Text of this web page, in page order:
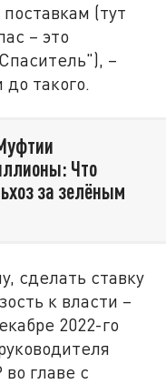
(тут
– это
–
такого.
Что
за зелёным
сделать ставку
к власти –
2022-го
главе с